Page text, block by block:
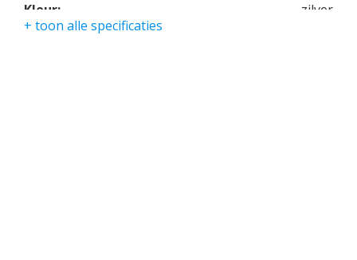
Kleur:
zilver
+ toon alle specificaties